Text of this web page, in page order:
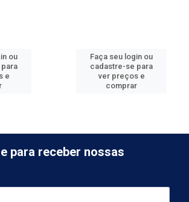
ou
e
Faça seu login ou
cadastre-se para
ver preços e
comprar
para receber nossas